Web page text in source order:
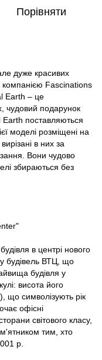
Порівняти
дуже красивих
Fascinations
Earth – це
чудовий подарунок
Earth поставляються
моделі розміщені на
в них за
Вони чудово
збираються без
в центрі нового
будівель ВТЦ, що
будівля у
висота його
що символізують рік
офісні
світового класу,
тим, хто
р.